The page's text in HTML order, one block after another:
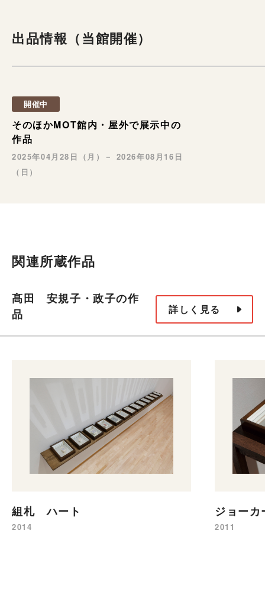
出品情報（当館開催）
開催中
そのほかMOT館内・屋外で展示中の
作品
2025年04月28日（月）－ 2026年08月16日
（日）
関連所蔵作品
髙田 安規子・政子の作
品
詳しく見る
組札 ハート
2014
ジョーカ
2011